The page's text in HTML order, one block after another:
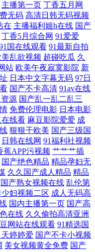
久精品 最新91福利区 91久久
精品久久国产 五月天婷婷全
碰在线 www日本永久 国产精
亚洲先锋电影 黑料国产第一
线播放成人a 91色搞 99精品
导航 影音先锋资源无人区 久
妻人人爽 福利在线 激情婷婷
色色应用 午夜精品一 91啦
人人造人人爽 九一一二国产
利影院 午夜伦理香港 先锋激
主播第一页 丁香五月网
无码 高清日韩无码视频
在 主播福利姬h在线 国产
丁香5月综合网 91爱爱
国在线观看 91最新自拍
美乱欲视频 超碰吃瓜 久
站 欧美午夜寂寞影院 新
日本中文字幕无码 97日
国产不卡高清 91av在线
源 国产乱一乱二乱三
免费伦理电影 日本电影
在线看 麻豆影院爱爱 成
狠狠干欧美 国产三级国
日韩在线网 91福利社视频
蕉APP污视频 艹艹艹插
国产绝色精品 精品孕妇无
久久国产成人精品 精品
国产熟女视频在线 乱伦第
少妇视频二区 成人无码高
国内主播第一页 国产高
在线 久久偷拍高清亚洲
网站在线观看 91精选国
天婷婷爱 国产不卡小视频
美女视频黄全免费 国产